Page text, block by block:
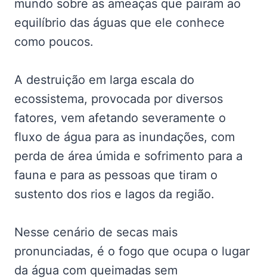
mundo sobre as ameaças que pairam ao
equilíbrio das águas que ele conhece
como poucos.
A destruição em larga escala do
ecossistema, provocada por diversos
fatores, vem afetando severamente o
fluxo de água para as inundações, com
perda de área úmida e sofrimento para a
fauna e para as pessoas que tiram o
sustento dos rios e lagos da região.
Nesse cenário de secas mais
pronunciadas, é o fogo que ocupa o lugar
da água com queimadas sem